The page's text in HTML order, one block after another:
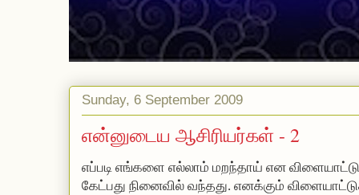
Sunday, 6 September 2009
என்னுடைய ஆசிரியர்கள் - 2
எப்படி எங்களை எல்லாம் மறந்தாய் என விளையாட்டு
கேட்பது நினைவில் வந்தது. எனக்கும்